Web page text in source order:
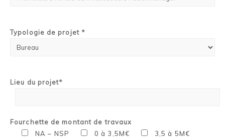
Typologie de projet *
Lieu du projet*
Fourchette de montant de travaux
NA – NSP
0 à 3,5M€
3,5 à 5M€